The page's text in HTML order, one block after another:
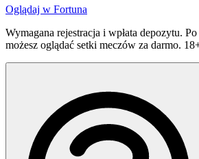
Oglądaj w Fortuna
Wymagana rejestracja i wpłata depozytu.
możesz oglądać setki meczów za darmo.